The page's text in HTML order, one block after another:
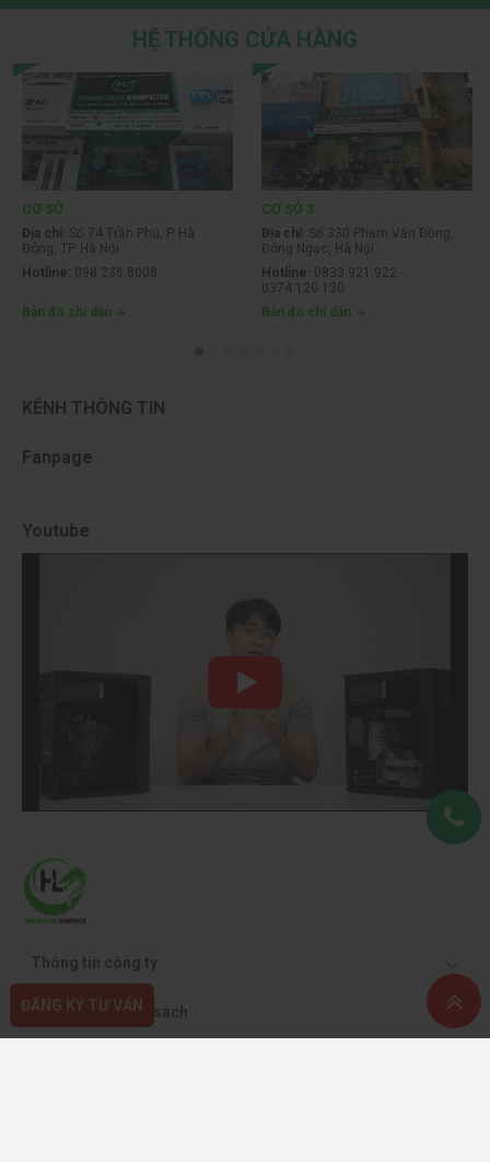
HỆ THỐNG CỬA HÀNG
CƠ SỞ
Địa chỉ: Số 74 Trần Phú, P. Hà
Đông, TP. Hà Nội
Hotline: 098.236.8008
Bản đồ chỉ dẫn
CƠ SỞ 3
Địa chỉ: Số 330 Phạm Văn Đồng,
Đông Ngạc, Hà Nội
Hotline: 0833.921.922 -
0374.120.130
Bản đồ chỉ dẫn
KÊNH THÔNG TIN
Fanpage
Youtube
Thông tin công ty
Quy định & chính sách
ĐĂNG KÝ TƯ VẤN